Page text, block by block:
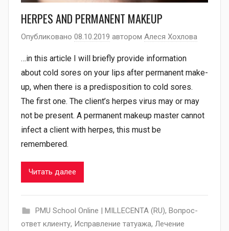
HERPES AND PERMANENT MAKEUP
Опубликовано 08.10.2019 автором Алеся Хохлова
…in this article I will briefly provide information
about cold sores on your lips after permanent make-
up, when there is a predisposition to cold sores.
The first one. The client’s herpes virus may or may
not be present. A permanent makeup master cannot
infect a client with herpes, this must be
remembered.
Читать далее
PMU School Online | MILLECENTA (RU), Вопрос-
ответ клиенту, Исправление татуажа, Лечение